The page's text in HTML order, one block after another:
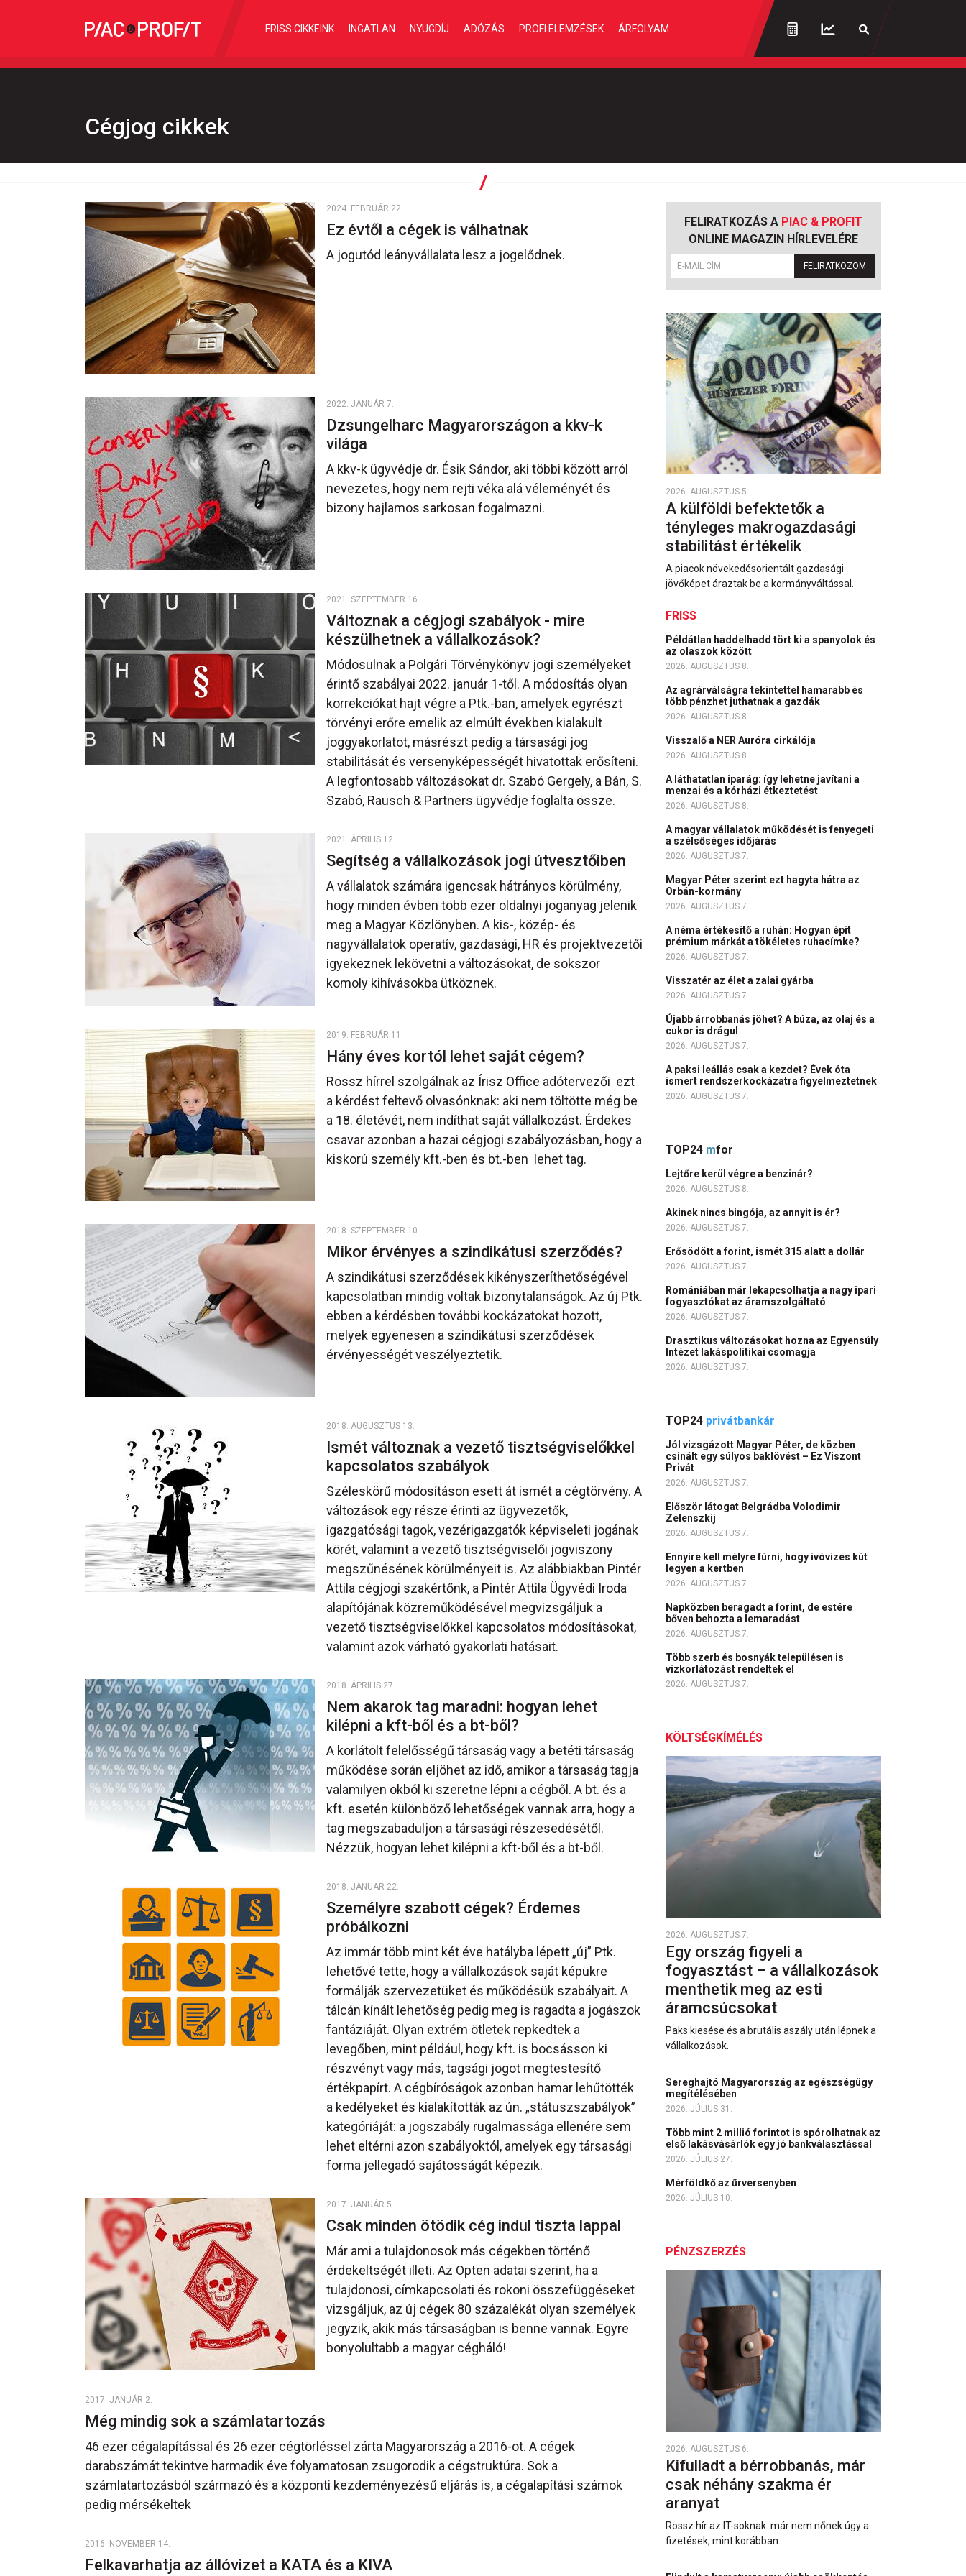
FRISS CIKKEINK INGATLAN NYUGDÍJ ADÓZÁS PROFI ELEMZÉSEK ÁRFOLYAM
Cégjog cikkek
2024. FEBRUÁR 22.
Ez évtől a cégek is válhatnak
A jogutód leányvállalata lesz a jogelődnek.
2022. JANUÁR 7.
Dzsungelharc Magyarországon a kkv-k
világa
A kkv-k ügyvédje dr. Ésik Sándor, aki többi között arról
nevezetes, hogy nem rejti véka alá véleményét és
bizony hajlamos sarkosan fogalmazni.
2021. SZEPTEMBER 16.
Változnak a cégjogi szabályok - mire
készülhetnek a vállalkozások?
Módosulnak a Polgári Törvénykönyv jogi személyeket
érintő szabályai 2022. január 1-től. A módosítás olyan
korrekciókat hajt végre a Ptk.-ban, amelyek egyrészt
törvényi erőre emelik az elmúlt években kialakult
joggyakorlatot, másrészt pedig a társasági jog
stabilitását és versenyképességét hivatottak erősíteni.
A legfontosabb változásokat dr. Szabó Gergely, a Bán, S.
Szabó, Rausch & Partners ügyvédje foglalta össze.
2021. ÁPRILIS 12.
Segítség a vállalkozások jogi útvesztőiben
A vállalatok számára igencsak hátrányos körülmény,
hogy minden évben több ezer oldalnyi joganyag jelenik
meg a Magyar Közlönyben. A kis-, közép- és
nagyvállalatok operatív, gazdasági, HR és projektvezetői
igyekeznek lekövetni a változásokat, de sokszor
komoly kihívásokba ütköznek.
2019. FEBRUÁR 11.
Hány éves kortól lehet saját cégem?
Rossz hírrel szolgálnak az Írisz Office adótervezői ezt
a kérdést feltevő olvasónknak: aki nem töltötte még be
a 18. életévét, nem indíthat saját vállalkozást. Érdekes
csavar azonban a hazai cégjogi szabályozásban, hogy a
kiskorú személy kft.-ben és bt.-ben lehet tag.
2018. SZEPTEMBER 10.
Mikor érvényes a szindikátusi szerződés?
A szindikátusi szerződések kikényszeríthetőségével
kapcsolatban mindig voltak bizonytalanságok. Az új Ptk.
ebben a kérdésben további kockázatokat hozott,
melyek egyenesen a szindikátusi szerződések
érvényességét veszélyeztetik.
2018. AUGUSZTUS 13.
Ismét változnak a vezető tisztségviselőkkel
kapcsolatos szabályok
Széleskörű módosításon esett át ismét a cégtörvény. A
változások egy része érinti az ügyvezetők,
igazgatósági tagok, vezérigazgatók képviseleti jogának
körét, valamint a vezető tisztségviselői jogviszony
megszűnésének körülményeit is. Az alábbiakban Pintér
Attila cégjogi szakértőnk, a Pintér Attila Ügyvédi Iroda
alapítójának közreműködésével megvizsgáljuk a
vezető tisztségviselőkkel kapcsolatos módosításokat,
valamint azok várható gyakorlati hatásait.
2018. ÁPRILIS 27.
Nem akarok tag maradni: hogyan lehet
kilépni a kft-ből és a bt-ből?
A korlátolt felelősségű társaság vagy a betéti társaság
működése során eljöhet az idő, amikor a társaság tagja
valamilyen okból ki szeretne lépni a cégből. A bt. és a
kft. esetén különböző lehetőségek vannak arra, hogy a
tag megszabaduljon a társasági részesedésétől.
Nézzük, hogyan lehet kilépni a kft-ből és a bt-ből.
2018. JANUÁR 22.
Személyre szabott cégek? Érdemes
próbálkozni
Az immár több mint két éve hatályba lépett „új” Ptk.
lehetővé tette, hogy a vállalkozások saját képükre
formálják szervezetüket és működésük szabályait. A
tálcán kínált lehetőség pedig meg is ragadta a jogászok
fantáziáját. Olyan extrém ötletek repkedtek a
levegőben, mint például, hogy kft. is bocsásson ki
részvényt vagy más, tagsági jogot megtestesítő
értékpapírt. A cégbíróságok azonban hamar lehűtötték
a kedélyeket és kialakították az ún. „státuszszabályok”
kategóriáját: a jogszabály rugalmassága ellenére sem
lehet eltérni azon szabályoktól, amelyek egy társasági
forma jellegadó sajátosságát képezik.
2017. JANUÁR 5.
Csak minden ötödik cég indul tiszta lappal
Már ami a tulajdonosok más cégekben történő
érdekeltségét illeti. Az Opten adatai szerint, ha a
tulajdonosi, címkapcsolati és rokoni összefüggéseket
vizsgáljuk, az új cégek 80 százalékát olyan személyek
jegyzik, akik más társaságban is benne vannak. Egyre
bonyolultabb a magyar cégháló!
2017. JANUÁR 2.
Még mindig sok a számlatartozás
46 ezer cégalapítással és 26 ezer cégtörléssel zárta Magyarország a 2016-ot. A cégek
darabszámát tekintve harmadik éve folyamatosan zsugorodik a cégstruktúra. Sok a
számlatartozásból származó és a központi kezdeményezésű eljárás is, a cégalapítási számok
pedig mérsékeltek
2016. NOVEMBER 14.
Felkavarhatja az állóvizet a KATA és a KIVA
FELIRATKOZÁS A PIAC & PROFIT
ONLINE MAGAZIN HÍRLEVELÉRE
FELIRATKOZOM
2026. AUGUSZTUS 5.
A külföldi befektetők a
tényleges makrogazdasági
stabilitást értékelik
A piacok növekedésorientált gazdasági
jövőképet áraztak be a kormányváltással.
FRISS
Példátlan haddelhadd tört ki a spanyolok és
az olaszok között
2026. AUGUSZTUS 8.
Az agrárválságra tekintettel hamarabb és
több pénzhet juthatnak a gazdák
2026. AUGUSZTUS 8.
Visszalő a NER Auróra cirkálója
2026. AUGUSZTUS 8.
A láthatatlan iparág: így lehetne javítani a
menzai és a kórházi étkeztetést
2026. AUGUSZTUS 8.
A magyar vállalatok működését is fenyegeti
a szélsőséges időjárás
2026. AUGUSZTUS 7.
Magyar Péter szerint ezt hagyta hátra az
Orbán-kormány
2026. AUGUSZTUS 7.
A néma értékesítő a ruhán: Hogyan épít
prémium márkát a tökéletes ruhacímke?
2026. AUGUSZTUS 7.
Visszatér az élet a zalai gyárba
2026. AUGUSZTUS 7.
Újabb árrobbanás jöhet? A búza, az olaj és a
cukor is drágul
2026. AUGUSZTUS 7.
A paksi leállás csak a kezdet? Évek óta
ismert rendszerkockázatra figyelmeztetnek
2026. AUGUSZTUS 7.
TOP24 mfor
Lejtőre kerül végre a benzinár?
2026. AUGUSZTUS 8.
Akinek nincs bingója, az annyit is ér?
2026. AUGUSZTUS 7.
Erősödött a forint, ismét 315 alatt a dollár
2026. AUGUSZTUS 7.
Romániában már lekapcsolhatja a nagy ipari
fogyasztókat az áramszolgáltató
2026. AUGUSZTUS 7.
Drasztikus változásokat hozna az Egyensúly
Intézet lakáspolitikai csomagja
2026. AUGUSZTUS 7.
TOP24 privátbankár
Jól vizsgázott Magyar Péter, de közben
csinált egy súlyos baklövést – Ez Viszont
Privát
2026. AUGUSZTUS 7.
Először látogat Belgrádba Volodimir
Zelenszkij
2026. AUGUSZTUS 7.
Ennyire kell mélyre fúrni, hogy ivóvizes kút
legyen a kertben
2026. AUGUSZTUS 7.
Napközben beragadt a forint, de estére
bőven behozta a lemaradást
2026. AUGUSZTUS 7.
Több szerb és bosnyák településen is
vízkorlátozást rendeltek el
2026. AUGUSZTUS 7.
KÖLTSÉGKÍMÉLÉS
2026. AUGUSZTUS 7.
Egy ország figyeli a
fogyasztást – a vállalkozások
menthetik meg az esti
áramcsúcsokat
Paks kiesése és a brutális aszály után lépnek a
vállalkozások.
Sereghajtó Magyarország az egészségügy
megítélésében
2026. JÚLIUS 31.
Több mint 2 millió forintot is spórolhatnak az
első lakásvásárlók egy jó bankválasztással
2026. JÚLIUS 27.
Mérföldkő az űrversenyben
2026. JÚLIUS 10.
PÉNZSZERZÉS
2026. AUGUSZTUS 6.
Kifulladt a bérrobbanás, már
csak néhány szakma ér
aranyat
Rossz hír az IT-soknak: már nem nőnek úgy a
fizetések, mint korábban.